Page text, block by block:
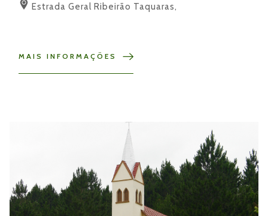
Estrada Geral Ribeirão Taquaras,
MAIS INFORMAÇÕES